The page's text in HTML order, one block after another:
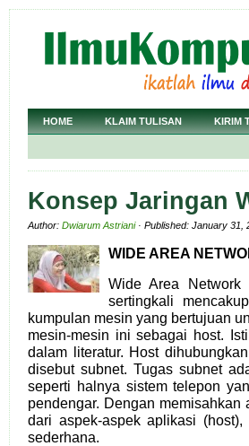
HOME KLAIM TULISAN KIRIM
Konsep Jaringan
Author: Dwiarum Astriani· Published: January 31,
WIDE AREA
Wide Area Network
sertingkali
kumpulan mesin yang bertujuan
mesin-mesin ini sebagai host.
dalam literatur. Host
disebut subnet. Tugas subnet
seperti halnya sistem telepon
pendengar. Dengan
dari aspek-aspek aplikasi
sederhana.